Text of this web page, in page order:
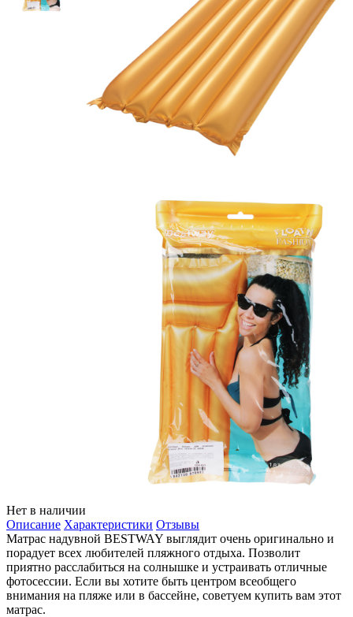
Нет в наличии
Описание Характеристики Отзывы
Матрас надувной BESTWAY выглядит очень оригинально и
порадует всех любителей пляжного отдыха. Позволит
приятно расслабиться на солнышке и устраивать отличные
фотосессии. Если вы хотите быть центром всеобщего
внимания на пляже или в бассейне, советуем купить вам этот
матрас.